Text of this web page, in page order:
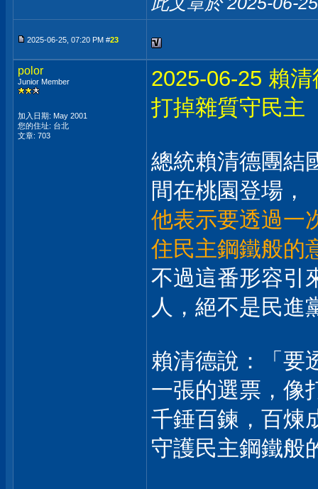
2025-06-25, 07:20 PM #23
polor
Junior Member
加入日期: May 2001
您的住址: 台北
文章: 703
2025-06-25 賴
打掉雜質守民主
總統賴清德團結
間在桃園登場，
他表示要透過一
住民主鋼鐵般的
不過這番形容引
人，絕不是民進
賴清德說：「要
一張的選票，像
千錘百鍊，百煉
守護民主鋼鐵般